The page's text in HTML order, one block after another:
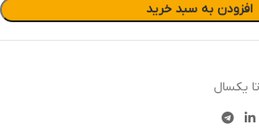
افزودن به سبد خرید
یکسال